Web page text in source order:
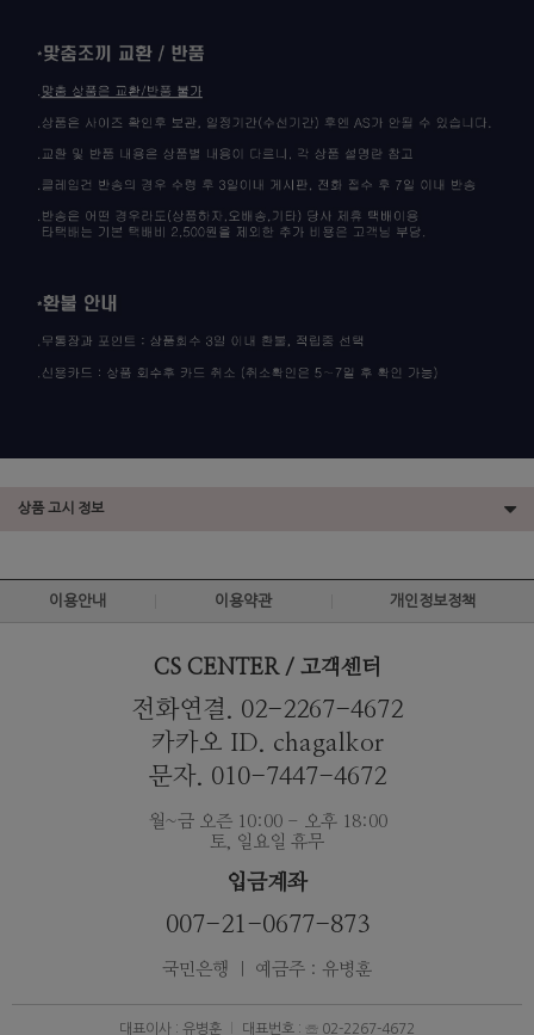
상품 고시 정보
이용안내 이용약관 개인정보정책
CS CENTER / 고객센터
전화연결. 02-2267-4672
카카오 ID. chagalkor
문자. 010-7447-4672
월~금 오즌 10:00 - 오후 18:00
토, 일요일 휴무
입금계좌
007-21-0677-873
국민은행 ｜ 예금주 : 유병훈
대표이사 : 유병훈 대표번호 : ☏ 02-2267-4672